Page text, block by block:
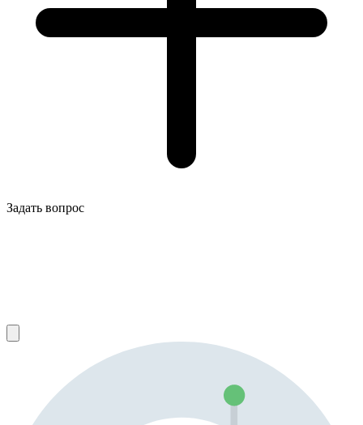
Задать вопрос